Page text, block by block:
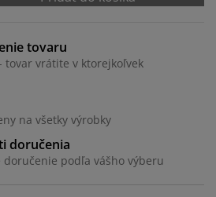
tovaru
tovar vrátite v ktorejkoľvek
na všetky výrobky
doručenia
doručenie podľa vášho výberu